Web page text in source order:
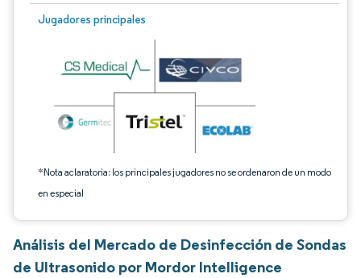
Jugadores principales
*Nota aclaratoria: los principales jugadores no se ordenaron de un modo
en especial
Imagen © Mordor Intelligence. El uso requiere atribución según CC BY 4.0.
Análisis del Mercado de Desinfección de Sondas
de Ultrasonido por Mordor Intelligence